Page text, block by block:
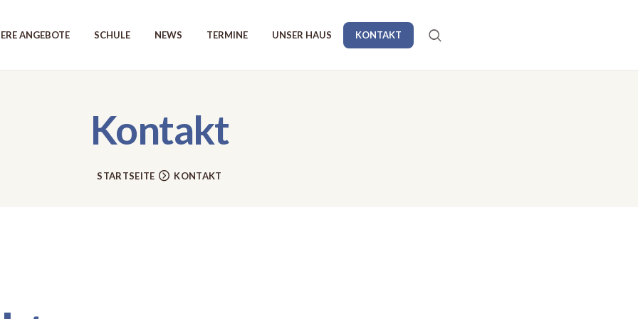
ANGEBOTE SCHULE NEWS TERMINE UNSER HAUS KONTAKT
Kontakt
STARTSEITE KONTAKT
TERMINE
UNSER HAUS